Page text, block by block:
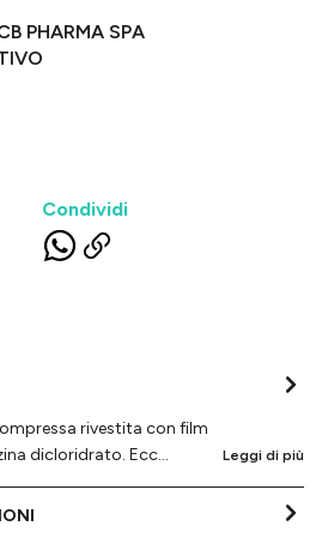
PHARMA SPA
Condividi
rivestita con film
dicloridrato. Ecc…
Leggi di più